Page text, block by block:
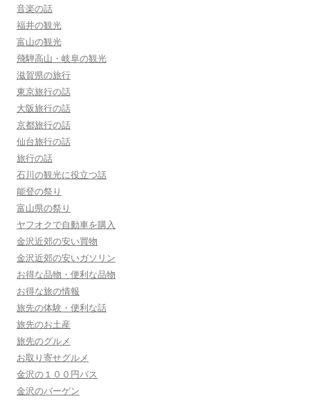
音楽の話
福井の観光
富山の観光
飛騨高山・岐阜の観光
滋賀県の旅行
東京旅行の話
大阪旅行の話
京都旅行の話
仙台旅行の話
旅行の話
石川の観光に役立つ話
能登の祭り
富山県の祭り
ヤフオクで自動車を購入
金沢近郊の安い買物
金沢近郊の安いガソリン
お得な品物・便利な品物
お得な旅の情報
旅先の体験・便利な話
旅先のお土産
旅先のグルメ
お取り寄せグルメ
金沢の１００円バス
金沢のバーゲン